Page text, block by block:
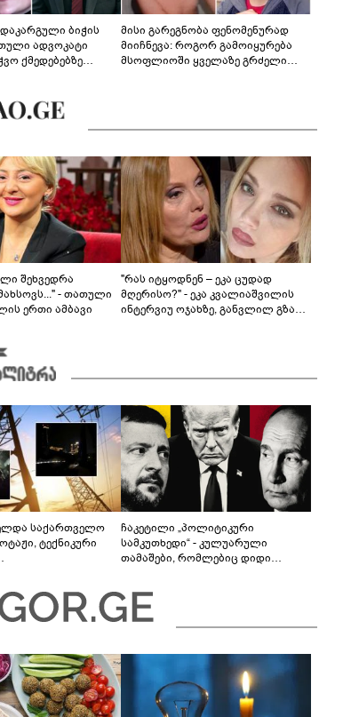
ბიჭის
ადვოკატი
ქმედებებზე
წლობით
საქმის
მისი გარეგნობა ფენომენურად
მიიჩნევა: როგორ გამოიყურება
მსოფლიოში ყველაზე გრძელი
შეხვედრა
- თათული
ერთი ამბავი
"რას იტყოდნენ – ეკა ცუდად
მღერისო?" - ეკა კვალიაშვილის
ინტერვიუ ოჯახზე, განვლილ გზასა
საქართველო
ტექნიკური
ჩაკეტილი „პოლიტიკური
სამკუთხედი“ - კულუარული
თამაშები, რომლებიც დიდი